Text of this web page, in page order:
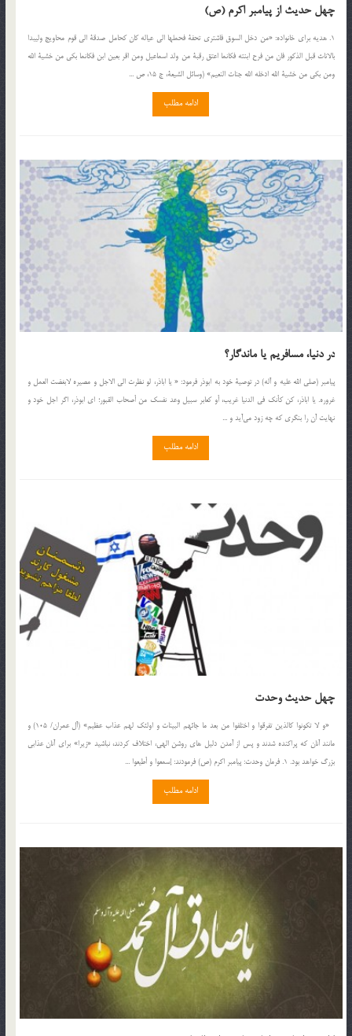
چهل حدیث از پیامبر اکرم (ص)
1. هدیه برای خانواده: «من دخل السوق فاشتری تحفة فحملها الی عیاله کان کحامل صدقة الی قوم محاویج ولیبدا
بالاناث قبل الذکور فان من فرح ابنته فکانما اعتق رقبة من ولد اسماعیل ومن اقر بعین ابن فکانما بکی من خشیة الله
ومن بکی من خشیة الله ادخله الله جنات النعیم» (وسائل الشیعة، ج 15، ص ...
ادامه مطلب
در دنیا، مسافریم یا ماندگار؟
پیامبر (صلی الله علیه و آله) در توصیۀ خود به ابوذر فرمود: « یا اباذر، لو نظرت الی الاجل و مصیره لابغضت العمل و
غروره. یا اباذر، کن کأنک فی الدنیا غریب، أو کعابر سبیل وعد نفسک من أصحاب القبور؛ ای ابوذر، اگر اجل خود و
نهایت آن را بنگری که چه زود می‌آید و ...
ادامه مطلب
چهل حدیث وحدت
«و لا تکونوا کالذین تفرقوا و اختلفوا من بعد ما جائهم البینات و اولئک لهم عذاب عظیم» (آل عمران/ 105) و
مانند آنان که پراکنده شدند و پس از آمدن دلیل های روشن الهی، اختلاف کردند، نباشید «زیرا» برای آنان عذابی
بزرگ خواهد بود. 1. فرمان وحدت: پیامبر اکرم (ص) فرمودند: إسمعوا و أطیعوا ...
ادامه مطلب